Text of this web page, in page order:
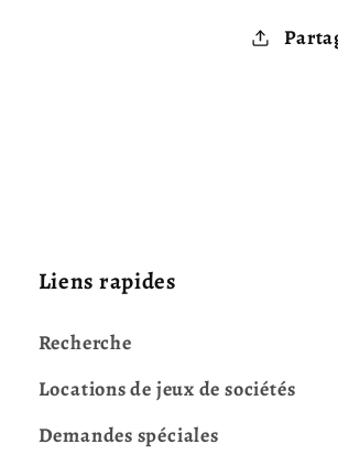
Liens rapides
Recherche
Locations de jeux de sociétés
Demandes spéciales